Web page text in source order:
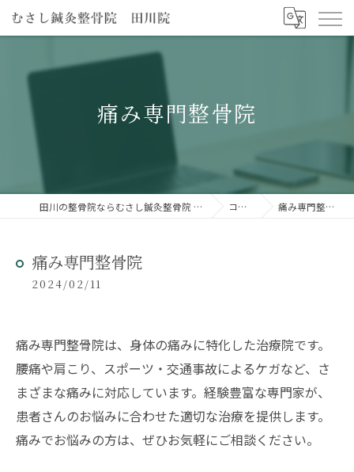
痛み専門整骨院
田川の整骨院ならむさし鍼灸整骨院 田川院 コラム 痛み専門整骨院
痛み専門整骨院
2024/02/11
痛み専門整骨院は、身体の痛みに特化した治療院です。
腰痛や肩こり、スポーツ・交通事故によるケガなど、さ
まざまな痛みに対応しています。経験豊富な専門家が、
患者さんのお悩みに合わせた適切な治療を提供します。
痛みでお悩みの方は、ぜひお気軽にご相談ください。